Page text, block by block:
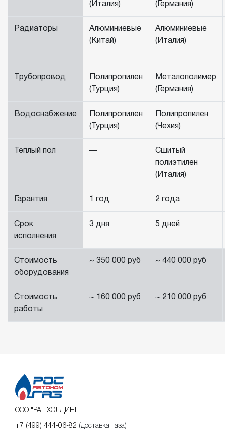
(Италия)
(Германия)
Радиаторы
Алюминиевые
(Китай)
Алюминиевые
(Италия)
Трубопровод
Полипропилен
(Турция)
Металополимер
(Германия)
Водоснабжение
Полипропилен
(Турция)
Полипропилен
(Чехия)
Теплый пол —
Сшитый
полиэтилен
(Италия)
Гарантия 1 год 2 года
Срок
исполнения
3 дня 5 дней
Стоимость
оборудования
~ 350 000 руб ~ 440 000 руб
Стоимость
работы
~ 160 000 руб ~ 210 000 руб
ООО "РАГ ХОЛДИНГ"
+7 (499) 444-06-82 (доставка газа)